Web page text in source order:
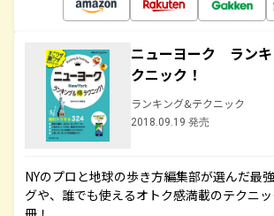
ニューヨーク ランキ
クニック！
ランキング&テクニック
2018.09.19 発売
NYのプロと地球の歩き方編集部が選んだ最
グや、誰でも使えるオトク感満載のテクニ